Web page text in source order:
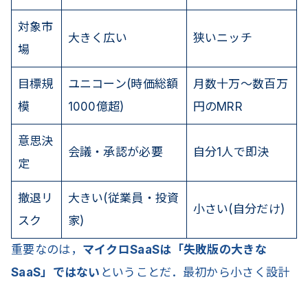
対象市
場
大きく広い 狭いニッチ
目標規
模
ユニコーン(時価総額
1000億超)
月数十万〜数百万
円のMRR
意思決
定
会議・承認が必要 自分1人で即決
撤退リ
スク
大きい(従業員・投資
家)
小さい(自分だけ)
重要なのは， マイクロSaaSは「失敗版の大きな
SaaS」ではない ということだ．最初から小さく設計